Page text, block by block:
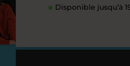
Disponible jusqu’à